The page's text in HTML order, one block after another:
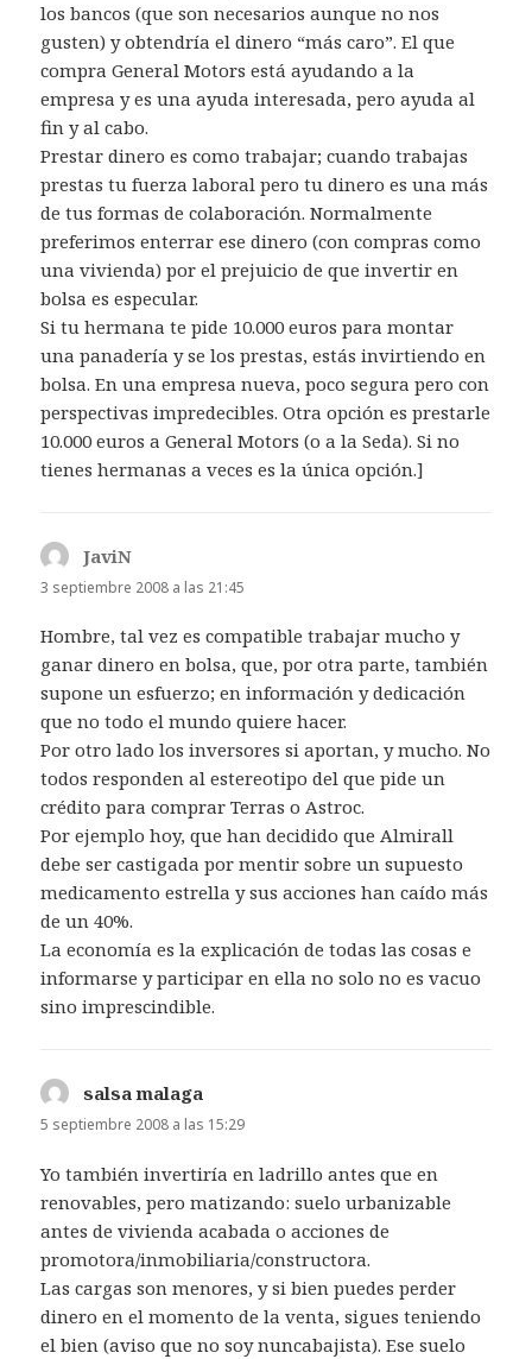
los bancos (que son necesarios aunque no nos
gusten) y obtendría el dinero “más caro”. El que
compra General Motors está ayudando a la
empresa y es una ayuda interesada, pero ayuda al
fin y al cabo.
Prestar dinero es como trabajar; cuando trabajas
prestas tu fuerza laboral pero tu dinero es una más
de tus formas de colaboración. Normalmente
preferimos enterrar ese dinero (con compras como
una vivienda) por el prejuicio de que invertir en
bolsa es especular.
Si tu hermana te pide 10.000 euros para montar
una panadería y se los prestas, estás invirtiendo en
bolsa. En una empresa nueva, poco segura pero con
perspectivas impredecibles. Otra opción es prestarle
10.000 euros a General Motors (o a la Seda). Si no
tienes hermanas a veces es la única opción.]
JaviN
3 septiembre 2008 a las 21:45
Hombre, tal vez es compatible trabajar mucho y
ganar dinero en bolsa, que, por otra parte, también
supone un esfuerzo; en información y dedicación
que no todo el mundo quiere hacer.
Por otro lado los inversores si aportan, y mucho. No
todos responden al estereotipo del que pide un
crédito para comprar Terras o Astroc.
Por ejemplo hoy, que han decidido que Almirall
debe ser castigada por mentir sobre un supuesto
medicamento estrella y sus acciones han caído más
de un 40%.
La economía es la explicación de todas las cosas e
informarse y participar en ella no solo no es vacuo
sino imprescindible.
salsa malaga
5 septiembre 2008 a las 15:29
Yo también invertiría en ladrillo antes que en
renovables, pero matizando: suelo urbanizable
antes de vivienda acabada o acciones de
promotora/inmobiliaria/constructora.
Las cargas son menores, y si bien puedes perder
dinero en el momento de la venta, sigues teniendo
el bien (aviso que no soy nuncabajista). Ese suelo